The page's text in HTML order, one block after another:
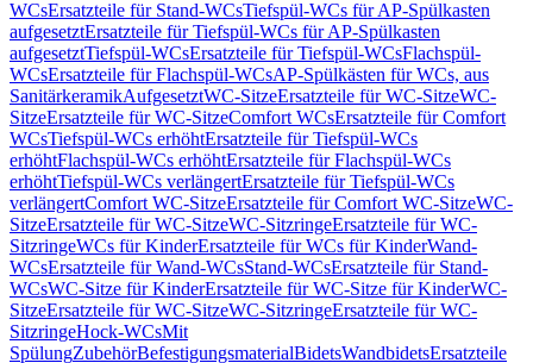
WCsErsatzteile für Stand-WCsTiefspül-WCs für AP-Spülkasten
aufgesetztErsatzteile für Tiefspül-WCs für AP-Spülkasten
aufgesetztTiefspül-WCsErsatzteile für Tiefspül-WCsFlachspül-
WCsErsatzteile für Flachspül-WCsAP-Spülkästen für WCs, aus
SanitärkeramikAufgesetztWC-SitzeErsatzteile für WC-SitzeWC-
SitzeErsatzteile für WC-SitzeComfort WCsErsatzteile für Comfort
WCsTiefspül-WCs erhöhtErsatzteile für Tiefspül-WCs
erhöhtFlachspül-WCs erhöhtErsatzteile für Flachspül-WCs
erhöhtTiefspül-WCs verlängertErsatzteile für Tiefspül-WCs
verlängertComfort WC-SitzeErsatzteile für Comfort WC-SitzeWC-
SitzeErsatzteile für WC-SitzeWC-SitzringeErsatzteile für WC-
SitzringeWCs für KinderErsatzteile für WCs für KinderWand-
WCsErsatzteile für Wand-WCsStand-WCsErsatzteile für Stand-
WCsWC-Sitze für KinderErsatzteile für WC-Sitze für KinderWC-
SitzeErsatzteile für WC-SitzeWC-SitzringeErsatzteile für WC-
SitzringeHock-WCsMit
SpülungZubehörBefestigungsmaterialBidetsWandbidetsErsatzteile